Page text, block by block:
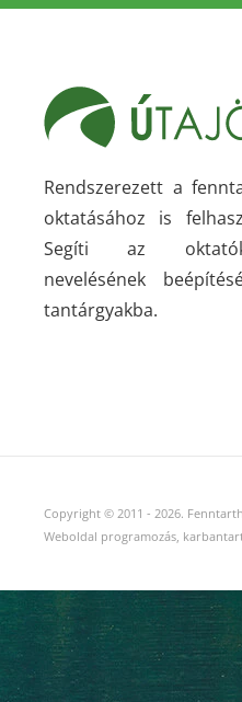
Rendszerezett a
oktatásához is
Segíti az
nevelésének
tantárgyakba.
Copyright © 2011 - 2026.
Weboldal programozás,